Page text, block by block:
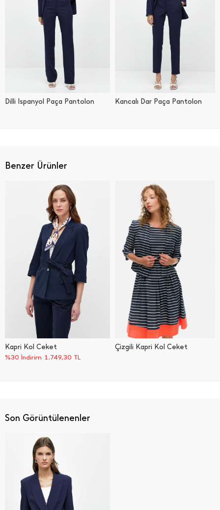
Benzer Ürünler
Kapri Kol Ceket
%30 İndirim 1.749,30 TL
Çizgili Kapri Kol Ceket
Dilli İ̇spanyol Paça Pantolon Kancalı Dar Paça Pantolon
Son Görüntülenenler